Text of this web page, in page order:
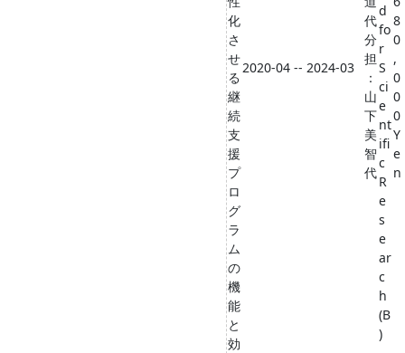
化
さ
せ
る
継
続
支
援
プ
ロ
グ
ラ
ム
の
機
能
と
効
2020-04 -- 2024-03
代
分
担
：
山
下
美
智
代
d
fo
r
S
ci
e
nt
ifi
c
R
e
s
e
ar
c
h
(B
)
8
0
,
0
0
0
Y
e
n